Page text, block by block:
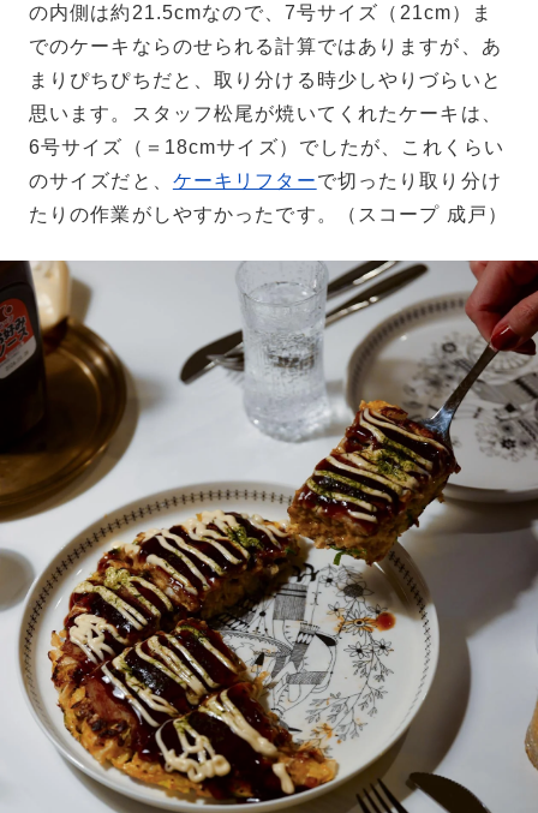
の内側は約21.5cmなので、7号サイズ（21cm）ま
でのケーキならのせられる計算ではありますが、あ
まりぴちぴちだと、取り分ける時少しやりづらいと
思います。スタッフ松尾が焼いてくれたケーキは、
6号サイズ（＝18cmサイズ）でしたが、これくらい
のサイズだと、 ケーキリフターで切ったり取り分け
たりの作業がしやすかったです。（スコープ 成戸）